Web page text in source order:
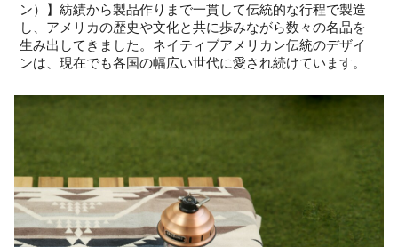
ン）】紡績から製品作りまで一貫して伝統的な行程で製造
し、アメリカの歴史や文化と共に歩みながら数々の名品を
生み出してきました。ネイティブアメリカン伝統のデザイ
ンは、現在でも各国の幅広い世代に愛され続けています。